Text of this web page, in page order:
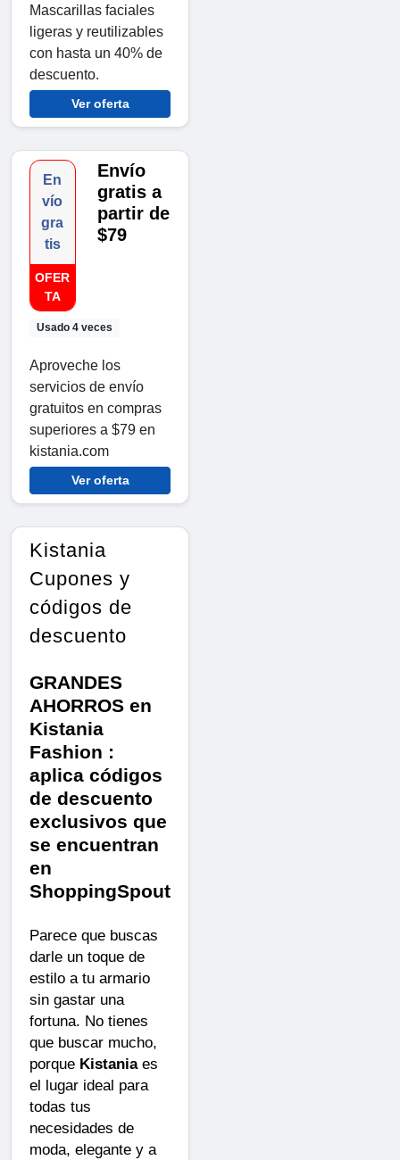
Mascarillas faciales
ligeras y reutilizables
con hasta un 40% de
descuento.
Ver oferta
En
vío
gra
tis
OFER
TA
Usado 4 veces
Envío
gratis a
partir de
$79
Aproveche los
servicios de envío
gratuitos en compras
superiores a $79 en
kistania.com
Ver oferta
Kistania
Cupones y
códigos de
descuento
GRANDES
AHORROS en
Kistania
Fashion :
aplica códigos
de descuento
exclusivos que
se encuentran
en
ShoppingSpout
Parece que buscas
darle un toque de
estilo a tu armario
sin gastar una
fortuna. No tienes
que buscar mucho,
porque Kistaniaes
el lugar ideal para
todas tus
necesidades de
moda, elegante y a